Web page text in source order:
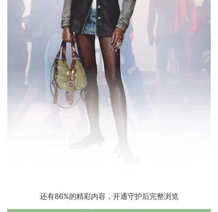
还有86%的精彩内容，开通守护后完整浏览